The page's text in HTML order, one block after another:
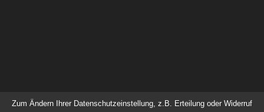
Zum Ändern Ihrer Datenschutzeinstellung, z.B. Erteilung oder Widerruf